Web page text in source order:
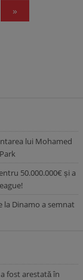
»
lui Mohamed
50.000.000€ și a
la Dinamo a semnat
fost arestată în